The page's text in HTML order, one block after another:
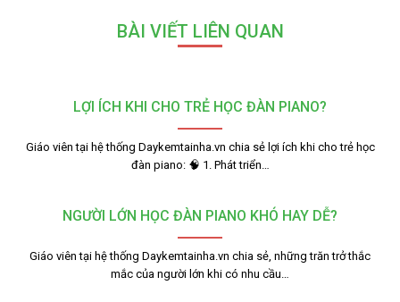
BÀI VIẾT LIÊN QUAN
LỢI ÍCH KHI CHO TRẺ HỌC ĐÀN PIANO?
Giáo viên tại hệ thống Daykemtainha.vn chia sẻ lợi ích khi cho trẻ học
đàn piano: 🧠 1. Phát triển…
NGƯỜI LỚN HỌC ĐÀN PIANO KHÓ HAY DỄ?
Giáo viên tại hệ thống Daykemtainha.vn chia sẻ, những trăn trở thắc
mắc của người lớn khi có nhu cầu…